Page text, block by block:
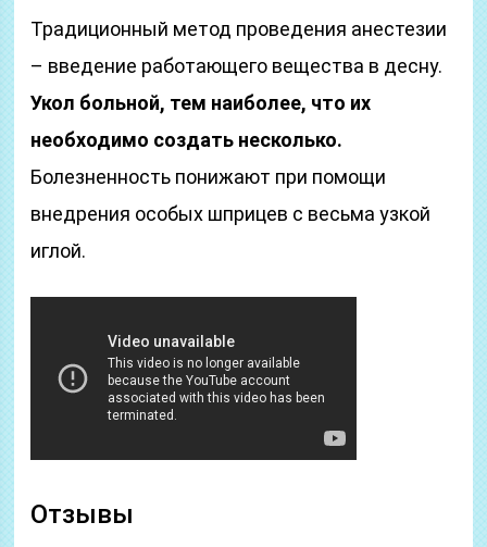
Традиционный метод проведения анестезии
– введение работающего вещества в десну.
Укол больной, тем наиболее, что их
необходимо создать несколько.
Болезненность понижают при помощи
внедрения особых шприцев с весьма узкой
иглой.
Отзывы